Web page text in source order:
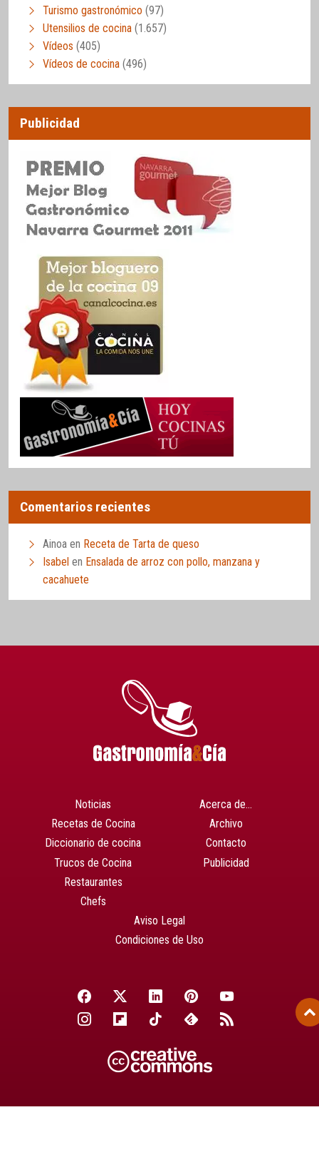
Turismo gastronómico (97)
Utensilios de cocina (1.657)
Vídeos (405)
Vídeos de cocina (496)
Publicidad
Comentarios recientes
Ainoa en Receta de Tarta de queso
Isabel en Ensalada de arroz con pollo, manzana y
cacahuete
Noticias
Recetas de Cocina
Diccionario de cocina
Trucos de Cocina
Restaurantes
Chefs
Acerca de…
Archivo
Contacto
Publicidad
Aviso Legal
Condiciones de Uso